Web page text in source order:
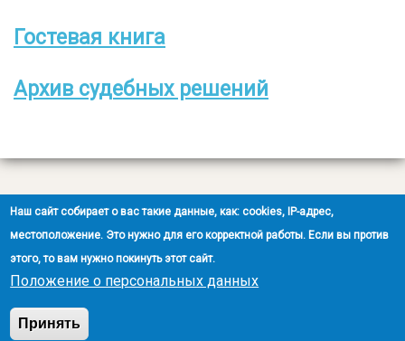
Гостевая книга
Архив судебных решений
Все права защищены
2008-2026 © ООО НЭОО «ЭКСПЕРТ»
Создание сайта- Ra-Don.ru
Наш сайт собирает о вас такие данные, как: cookies, IP-адрес,
местоположение. Это нужно для его корректной работы. Если вы против
этого, то вам нужно покинуть этот сайт.
Положение о персональных данных
Принять